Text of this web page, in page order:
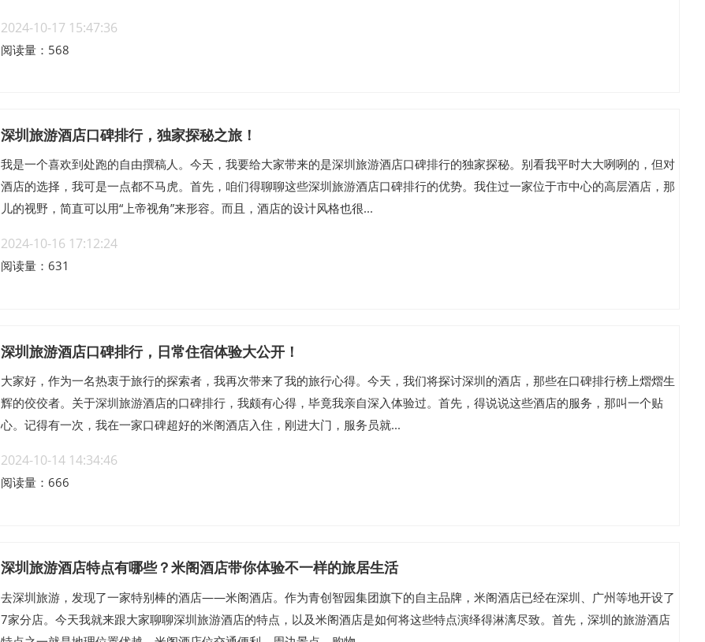
2024-10-17 15:47:36
阅读量：568
深圳旅游酒店口碑排行，独家探秘之旅！
我是一个喜欢到处跑的自由撰稿人。今天，我要给大家带来的是深圳旅游酒店口碑排行的独家探秘。别看我平时大大咧咧的，但对
酒店的选择，我可是一点都不马虎。首先，咱们得聊聊这些深圳旅游酒店口碑排行的优势。我住过一家位于市中心的高层酒店，那
儿的视野，简直可以用“上帝视角”来形容。而且，酒店的设计风格也很...
2024-10-16 17:12:24
阅读量：631
深圳旅游酒店口碑排行，日常住宿体验大公开！
大家好，作为一名热衷于旅行的探索者，我再次带来了我的旅行心得。今天，我们将探讨深圳的酒店，那些在口碑排行榜上熠熠生
辉的佼佼者。关于深圳旅游酒店的口碑排行，我颇有心得，毕竟我亲自深入体验过。首先，得说说这些酒店的服务，那叫一个贴
心。记得有一次，我在一家口碑超好的米阁酒店入住，刚进大门，服务员就...
2024-10-14 14:34:46
阅读量：666
深圳旅游酒店特点有哪些？米阁酒店带你体验不一样的旅居生活
去深圳旅游，发现了一家特别棒的酒店——米阁酒店。作为青创智园集团旗下的自主品牌，米阁酒店已经在深圳、广州等地开设了
7家分店。今天我就来跟大家聊聊深圳旅游酒店的特点，以及米阁酒店是如何将这些特点演绎得淋漓尽致。首先，深圳的旅游酒店